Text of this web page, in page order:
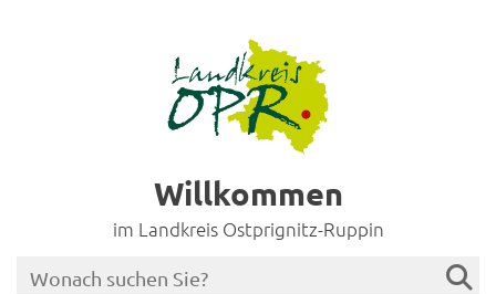
Willkommen
im Landkreis Ostprignitz-Ruppin